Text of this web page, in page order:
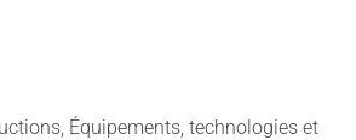
Équipements, technologies et